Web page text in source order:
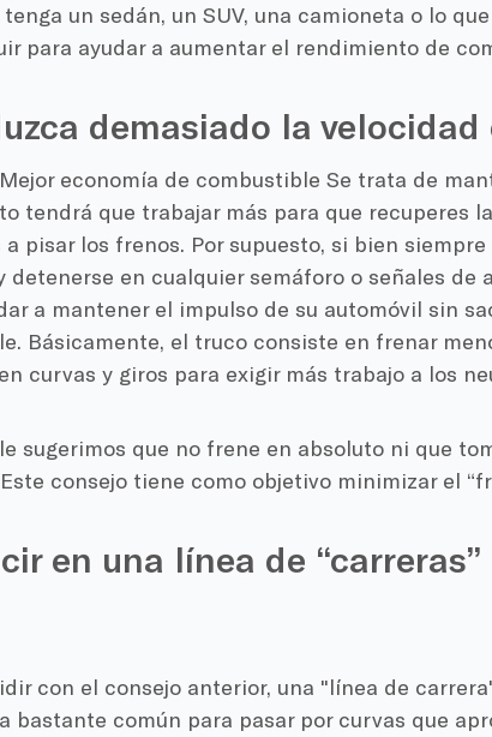
tenga un sedán, un SUV, una camioneta o lo
para ayudar a aumentar el rendimiento de
demasiado la
Mejor economía de combustible Se trata de
tendrá que trabajar más para que recuperes
pisar los frenos. Por supuesto, si bien
detenerse en cualquiersemáforoo señales de
a mantener el impulso de su automóvil sin
. Básicamente, el truco consiste en frenar
curvas y giros para exigir más trabajo a los
sugerimos que no frene en absoluto ni que
consejo tiene como objetivo minimizar el
en una línea de “carreras”
con el consejo anterior, una "línea de
bastante común para pasar por curvas que